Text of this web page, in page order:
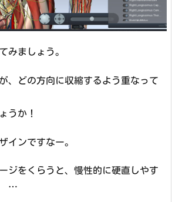
みましょう。
、どの方向に収縮するよう重なって
うか！
インですなー。
ジをくらうと、慢性的に硬直しやす
…